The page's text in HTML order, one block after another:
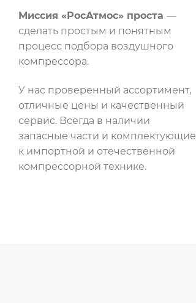
Миссия «РосАтмос» проста —
сделать простым и понятным
процесс подбора воздушного
компрессора.
У нас проверенный ассортимент,
отличные цены и качественный
сервис. Всегда в наличии
запасные части и комплектующие
к импортной и отечественной
компрессорной технике.